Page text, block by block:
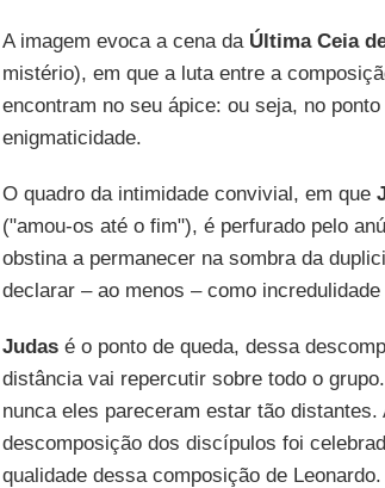
A imagem evoca a cena da Última Ceia
mistério), em que a luta entre a
encontram no seu ápice: ou seja, no
enigmaticidade.
O quadro da intimidade convivial, em que
("amou-os até o fim"), é perfurado pelo
obstina a permanecer na sombra da
declarar – ao menos – como incredulidade
Judasé o ponto de queda, dessa
distância vai repercutir sobre todo o
nunca eles pareceram estar tão
descomposição dos discípulos foi
qualidade dessa composição de Leonardo.